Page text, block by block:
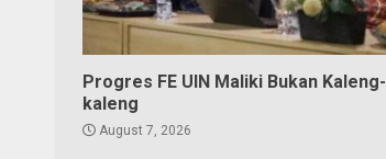
Progres FE UIN Maliki Bukan Kaleng-
kaleng
August 7, 2026